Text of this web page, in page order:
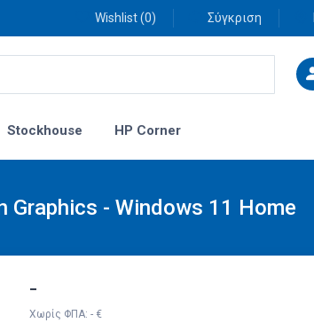
Wishlist (0) Σύγκριση
Stockhouse HP Corner
Graphics - Windows 11 Home
-
Χωρίς ΦΠΑ: - €